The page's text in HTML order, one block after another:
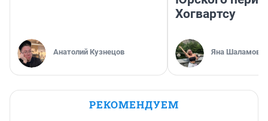
Анатолий Кузнецов
Хогвартсу
Яна Шаламова
РЕКОМЕНДУЕМ